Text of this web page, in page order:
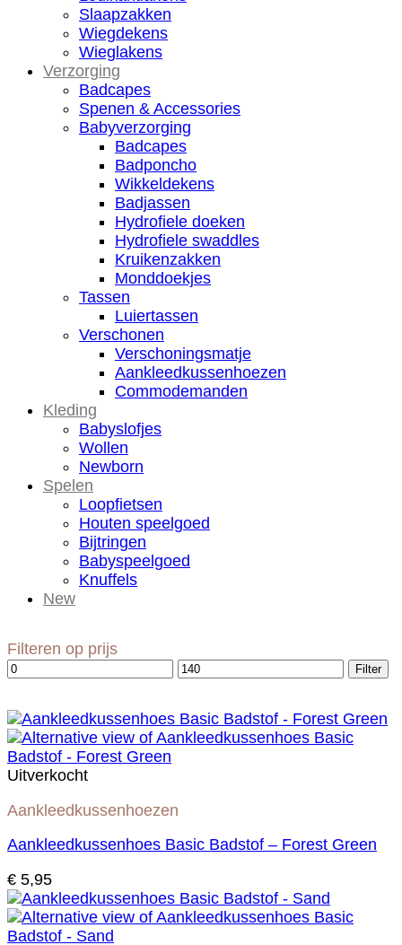
Slaapzakken
Wiegdekens
Wieglakens
Verzorging
Badcapes
Spenen & Accessories
Babyverzorging
Badcapes
Badponcho
Wikkeldekens
Badjassen
Hydrofiele doeken
Hydrofiele swaddles
Kruikenzakken
Monddoekjes
Tassen
Luiertassen
Verschonen
Verschoningsmatje
Aankleedkussenhoezen
Commodemanden
Kleding
Babyslofjes
Wollen
Newborn
Spelen
Loopfietsen
Houten speelgoed
Bijtringen
Babyspeelgoed
Knuffels
New
Filteren op prijs
Min.
Max.
Filter
Uitverkocht
Aankleedkussenhoezen
Aankleedkussenhoes Basic Badstof – Forest Green
€ 5,95